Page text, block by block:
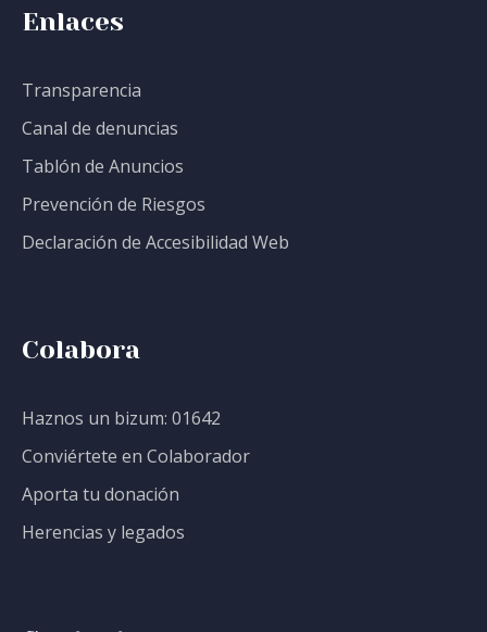
Enlaces
Transparencia
Canal de denuncias
Tablón de Anuncios
Prevención de Riesgos
Declaración de Accesibilidad Web
Colabora
Haznos un bizum: 01642
Conviértete en Colaborador
Aporta tu donación
Herencias y legados